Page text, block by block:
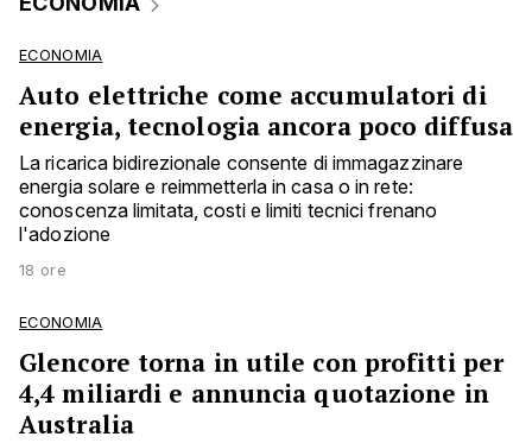
ECONOMIA
Auto elettriche come accumulatori di
energia, tecnologia ancora poco diffusa
La ricarica bidirezionale consente di immagazzinare
energia solare e reimmetterla in casa o in rete:
conoscenza limitata, costi e limiti tecnici frenano
l'adozione
18 ore
ECONOMIA
Glencore torna in utile con profitti per
4,4 miliardi e annuncia quotazione in
Australia